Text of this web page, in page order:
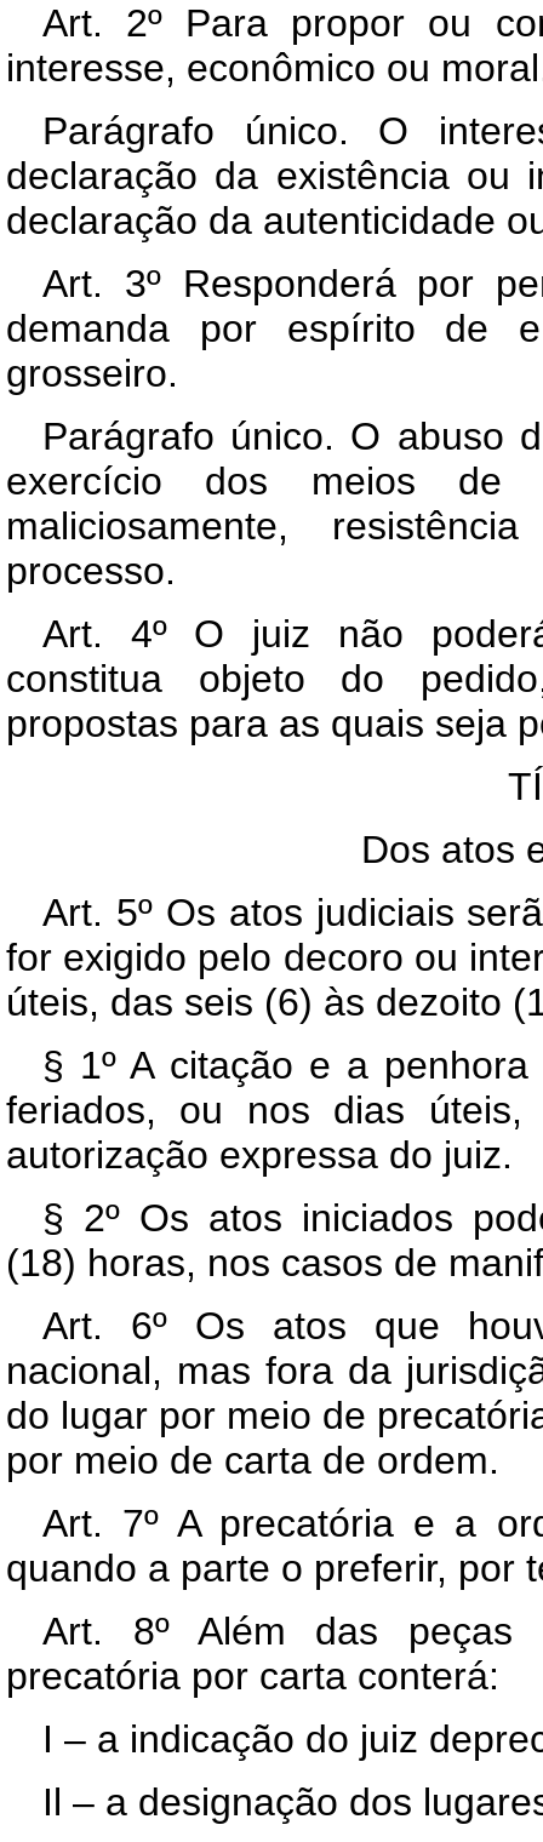
Art. 2º Para propor ou
interesse, econômico ou
Parágrafo único. O
declaração da existência ou
declaração da autenticidade
Art. 3º Responderá por
demanda por espírito de
grosseiro.
Parágrafo único. O abuso
exercício dos meios de
maliciosamente,
processo.
Art. 4º O juiz não
constitua objeto do
propostas para as quais seja
Dos atos
Art. 5º Os atos judiciais
for exigido pelo decoro ou
úteis, das seis (6) às dezoito
§ 1º A citação e a
feriados, ou nos dias
autorização expressa do juiz.
§ 2º Os atos iniciados
(18) horas, nos casos de
Art. 6º Os atos que
nacional, mas fora da
do lugar por meio de
por meio de carta de ordem.
Art. 7º A precatória e a
quando a parte o preferir, por
Art. 8º Além das peças
precatória por carta conterá:
I – a indicação do juiz
Il – a designação dos